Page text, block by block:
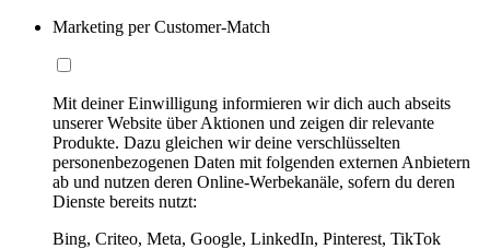
Marketing per Customer-Match
Mit deiner Einwilligung informieren wir dich auch abseits
unserer Website über Aktionen und zeigen dir relevante
Produkte. Dazu gleichen wir deine verschlüsselten
personenbezogenen Daten mit folgenden externen Anbietern
ab und nutzen deren Online-Werbekanäle, sofern du deren
Dienste bereits nutzt:
Bing, Criteo, Meta, Google, LinkedIn, Pinterest, TikTok